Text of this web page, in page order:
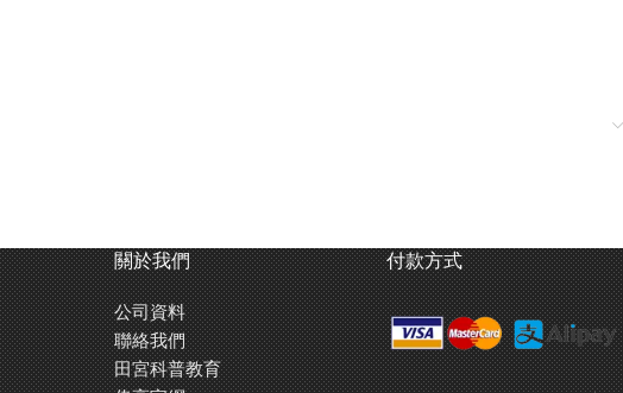
關於我們
公司資料
聯絡我們
田宮科普教育
付款方式